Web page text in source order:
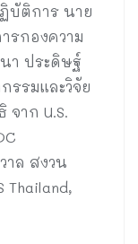
บัติการ นาย
รกองความ
า ประดิษฐ์
รรมและวิจัย
าก U.S.
าล สงวน
Thailand,